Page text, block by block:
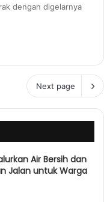
dengan digelarnya
Next page
Air Bersih dan
Jalan untuk Warga